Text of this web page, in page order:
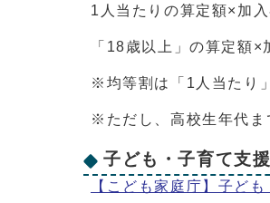
1人当たりの算定額×加
「18歳以上」の算定額×
※均等割は「1人当たり
※ただし、高校生年代ま
子ども・子育て支
【こども家庭庁】子ど